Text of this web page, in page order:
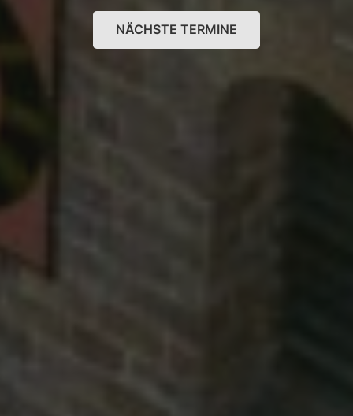
NÄCHSTE TERMINE